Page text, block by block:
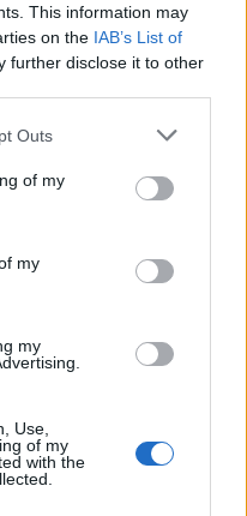
This information may
on the IAB’s List of
further disclose it to other
Outs
of my
my
my
Use,
of my
with the
vártunk: szombattól
a riasztás
új óvodája